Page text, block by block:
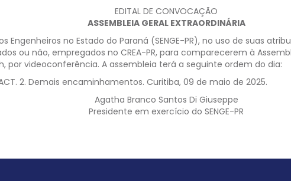
EDITAL DE CONVOCAÇÃO
ASSEMBLEIA GERAL EXTRAORDINÁRIA
Engenheiros no Estado do Paraná (SENGE-PR), no uso de suas
ou não, empregados no CREA-PR, para comparecerem à
por videoconferência. A assembleia terá a seguinte ordem do dia:
2. Demais encaminhamentos. Curitiba, 09 de maio de 2025.
Agatha Branco Santos Di Giuseppe
Presidente em exercício do SENGE-PR